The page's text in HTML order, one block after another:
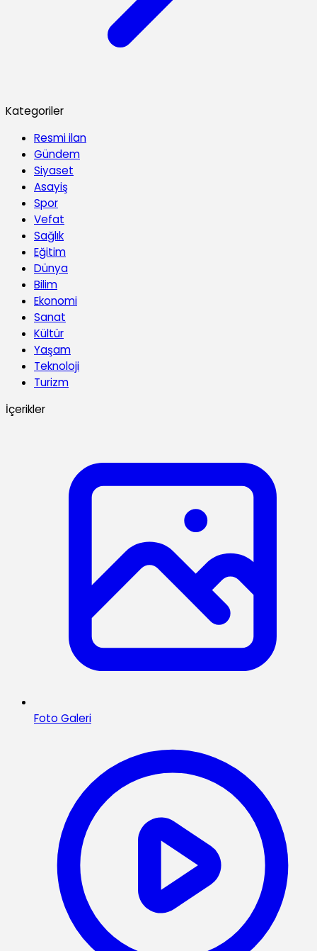
Kategoriler
Resmi ilan
Gündem
Siyaset
Asayiş
Spor
Vefat
Sağlık
Eğitim
Dünya
Bilim
Ekonomi
Sanat
Kültür
Yaşam
Teknoloji
Turizm
İçerikler
Foto Galeri